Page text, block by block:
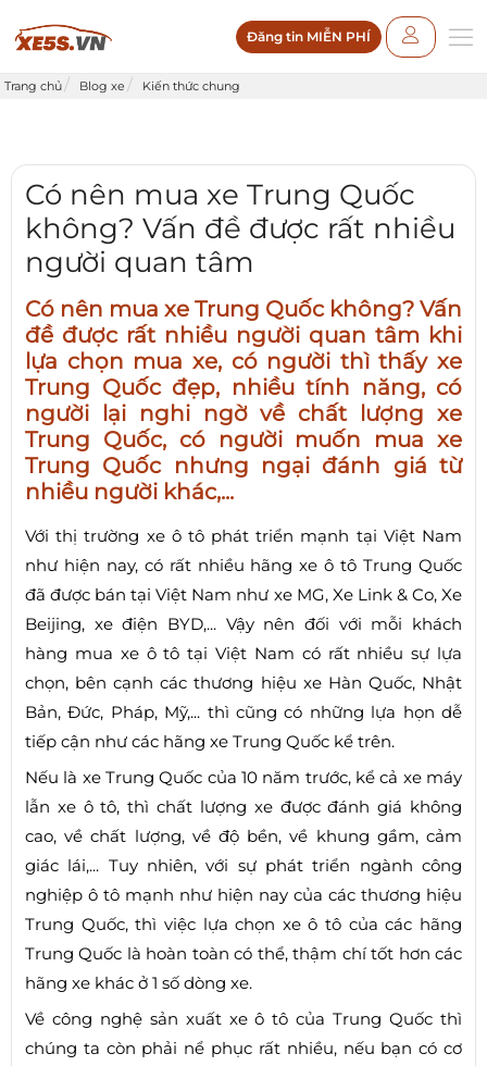
Đăng tin MIỄN PHÍ
Trang chủ Blog xe Kiến thức chung
Có nên mua xe Trung Quốc
không? Vấn đề được rất nhiều
người quan tâm
Có nên mua xe Trung Quốc không? Vấn
đề được rất nhiều người quan tâm khi
lựa chọn mua xe, có người thì thấy xe
Trung Quốc đẹp, nhiều tính năng, có
người lại nghi ngờ về chất lượng xe
Trung Quốc, có người muốn mua xe
Trung Quốc nhưng ngại đánh giá từ
nhiều người khác,...
Với thị trường xe ô tô phát triển mạnh tại Việt Nam
như hiện nay, có rất nhiều hãng xe ô tô Trung Quốc
đã được bán tại Việt Nam như xe MG, Xe Link & Co, Xe
Beijing, xe điện BYD,... Vậy nên đối với mỗi khách
hàng mua xe ô tô tại Việt Nam có rất nhiều sự lựa
chọn, bên cạnh các thương hiệu xe Hàn Quốc, Nhật
Bản, Đức, Pháp, Mỹ,... thì cũng có những lựa họn dễ
tiếp cận như các hãng xe Trung Quốc kể trên.
Nếu là xe Trung Quốc của 10 năm trước, kể cả xe máy
lẫn xe ô tô, thì chất lượng xe được đánh giá không
cao, về chất lượng, về độ bền, về khung gầm, cảm
giác lái,... Tuy nhiên, với sự phát triển ngành công
nghiệp ô tô mạnh như hiện nay của các thương hiệu
Trung Quốc, thì việc lựa chọn xe ô tô của các hãng
Trung Quốc là hoàn toàn có thể, thậm chí tốt hơn các
hãng xe khác ở 1 số dòng xe.
Về công nghệ sản xuất xe ô tô của Trung Quốc thì
chúng ta còn phải nể phục rất nhiều, nếu bạn có cơ